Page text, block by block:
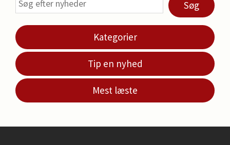
Søg
Kategorier
Tip en nyhed
Mest læste